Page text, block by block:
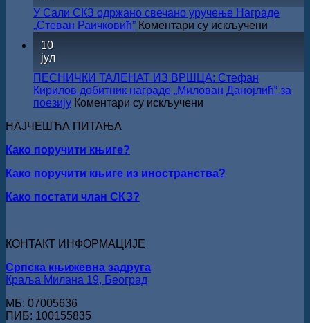
У Сали СКЗ одржано свечано уручење Награде
„Стеван Раичковић” Коментари су искључени
свечано
10
јул
ПЕСНИЧКИ ТАЛЕНАТ ИЗ ВРШЦА: Стефан
Кирилов добитник награде „Милован Данојлић“ за
поезију Коментари су искључени
Кирилов
НАЈЧЕШЋА ПИТАЊА
Како поручити књиге?
Како поручити књиге из иностранства?
Како постати члан СКЗ?
КОНТАКТ ИНФОРМАЦИЈЕ
Српска књижевна задруга
Краља Милана 19, Београд
МБ: 07005636
ПИБ: 100155835